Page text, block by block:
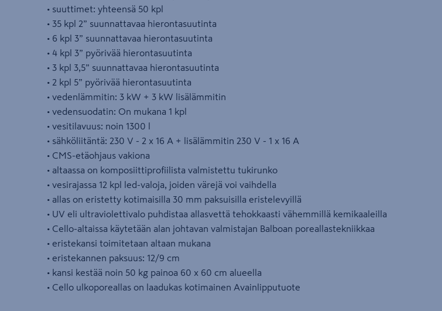
• suuttimet: yhteensä 50 kpl
• 35 kpl 2” suunnattavaa hierontasuutinta
• 6 kpl 3” suunnattavaa hierontasuutinta
• 4 kpl 3” pyörivää hierontasuutinta
• 3 kpl 3,5” suunnattavaa hierontasuutinta
• 2 kpl 5” pyörivää hierontasuutinta
• vedenlämmitin: 3 kW + 3 kW lisälämmitin
• vedensuodatin: On mukana 1 kpl
• vesitilavuus: noin 1300 l
• sähköliitäntä: 230 V - 2 x 16 A + lisälämmitin 230 V - 1 x 16 A
• CMS-etäohjaus vakiona
• altaassa on komposiittiprofiilista valmistettu tukirunko
• vesirajassa 12 kpl led-valoja, joiden värejä voi vaihdella
• allas on eristetty kotimaisilla 30 mm paksuisilla eristelevyillä
• UV eli ultraviolettivalo puhdistaa allasvettä tehokkaasti vähemmillä kemikaaleilla
• Cello-altaissa käytetään alan johtavan valmistajan Balboan poreallastekniikkaa
• eristekansi toimitetaan altaan mukana
• eristekannen paksuus: 12/9 cm
• kansi kestää noin 50 kg painoa 60 x 60 cm alueella
• Cello ulkoporeallas on laadukas kotimainen Avainlipputuote